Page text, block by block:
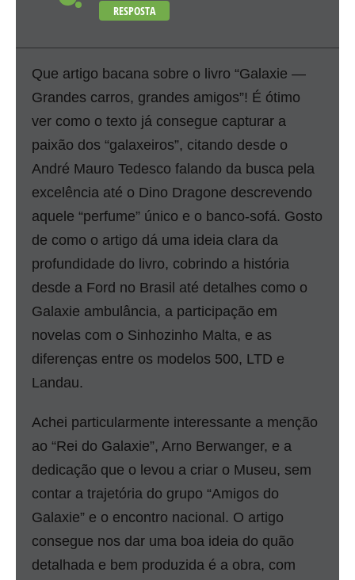
RESPOSTA
Que artigo bacana sobre o livro “Galaxie —
Grandes carros, grandes amigos”! É ótimo
ver como o texto já consegue capturar a
paixão dos “galaxeiros”, citando desde o
André Mauro Tedesco falando da busca pela
excelência até o Dino Dragone descrevendo
aquele “perfume” único e o banco-sofá. Gosto
de como o artigo dá uma ideia clara da
profundidade do livro, cobrindo a história
desde a Ford no Brasil até detalhes como o
Galaxie ambulância, a participação em
novelas com o Sinhozinho Malta, e as
diferenças entre os modelos 500, LTD e
Landau.
Achei particularmente interessante a menção
ao “Rei do Galaxie”, Arno Berwanger, e a
dedicação que o levou a criar o Museu, sem
contar a trajetória do grupo “Amigos do
Galaxie” e o encontro nacional. O artigo
consegue nos dar uma boa ideia do quão
detalhada e bem produzida é a obra, com